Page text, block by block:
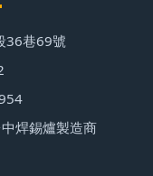
36巷69號
焊錫爐製造商